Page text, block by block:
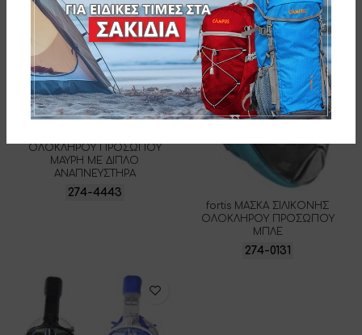
ΟΛΟΚΛΗΡΟΥ ΠΡΟΣΩΠΟΥ
ΜΑΥΡΗ ΜΕ ΔΙΠΛΟ
ΑΝΑΠΝΕΥΣΤΗΡΑ
274-4443
fortis ΜΑΣΚΑ ΣΙΛΙΚΟΝΗΣ
ΟΛΟΚΛΗΡΟΥ ΠΡΟΣΩΠΟΥ
ΜΠΛΕ
274-0131